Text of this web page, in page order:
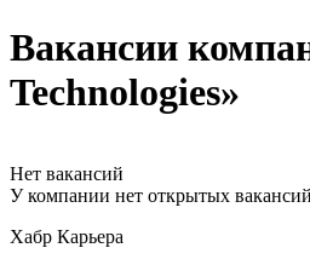
Вакансии
Technologies»
Нет вакансий
У компании нет открытых вакансий
Хабр Карьера